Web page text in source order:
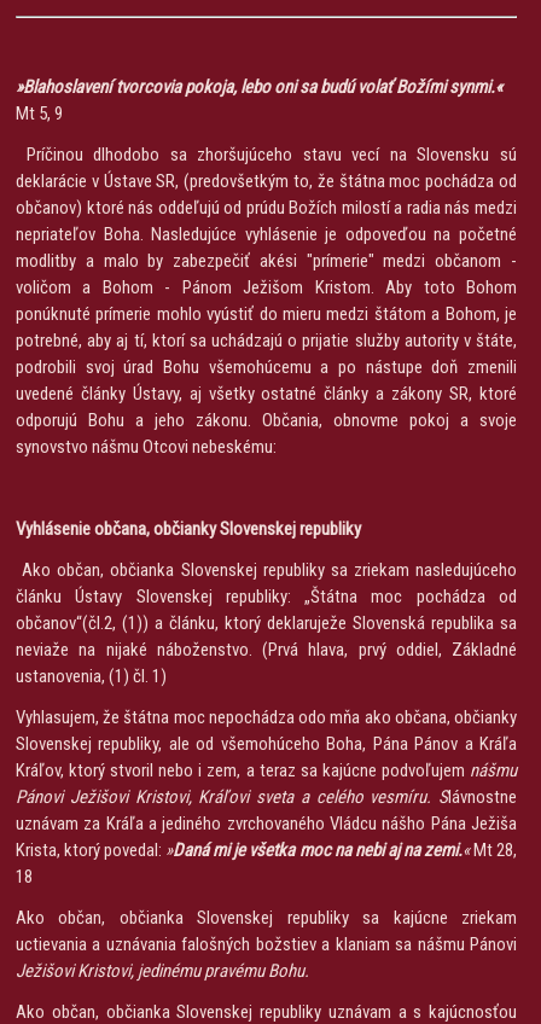
»Blahoslavení tvorcovia pokoja, lebo oni sa budú volať Božími synmi.«
Mt 5, 9
Príčinou dlhodobo sa zhoršujúceho stavu vecí na Slovensku sú
deklarácie v Ústave SR, (predovšetkým to, že štátna moc pochádza od
občanov) ktoré nás oddeľujú od prúdu Božích milostí a radia nás medzi
nepriateľov Boha. Nasledujúce vyhlásenie je odpoveďou na početné
modlitby a malo by zabezpečiť akési "prímerie" medzi občanom -
voličom a Bohom - Pánom Ježišom Kristom. Aby toto Bohom
ponúknuté prímerie mohlo vyústiť do mieru medzi štátom a Bohom, je
potrebné, aby aj tí, ktorí sa uchádzajú o prijatie služby autority v štáte,
podrobili svoj úrad Bohu všemohúcemu a po nástupe doň zmenili
uvedené články Ústavy, aj všetky ostatné články a zákony SR, ktoré
odporujú Bohu a jeho zákonu. Občania, obnovme pokoj a svoje
synovstvo nášmu Otcovi nebeskému:
Vyhlásenie občana, občianky Slovenskej republiky
Ako občan, občianka Slovenskej republiky sa zriekam nasledujúceho
článku Ústavy Slovenskej republiky: „Štátna moc pochádza od
občanov“(čl.2, (1)) a článku, ktorý deklaruježe Slovenská republika sa
neviaže na nijaké náboženstvo. (Prvá hlava, prvý oddiel, Základné
ustanovenia, (1) čl. 1)
Vyhlasujem, že štátna moc nepochádza odo mňa ako občana, občianky
Slovenskej republiky, ale od všemohúceho Boha, Pána Pánov a Kráľa
Kráľov, ktorý stvoril nebo i zem, a teraz sa kajúcne podvoľujem nášmu
Pánovi Ježišovi Kristovi, Kráľovi sveta a celého vesmíru. Slávnostne
uznávam za Kráľa a jediného zvrchovaného Vládcu nášho Pána Ježiša
Krista, ktorý povedal: »Daná mi je všetka moc na nebi aj na zemi.«Mt 28,
18
Ako občan, občianka Slovenskej republiky sa kajúcne zriekam
uctievania a uznávania falošných božstiev a klaniam sa nášmu Pánovi
Ježišovi Kristovi, jedinému pravému Bohu.
Ako občan, občianka Slovenskej republiky uznávam a s kajúcnosťou